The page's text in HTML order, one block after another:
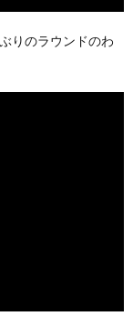
りのラウンドのわ